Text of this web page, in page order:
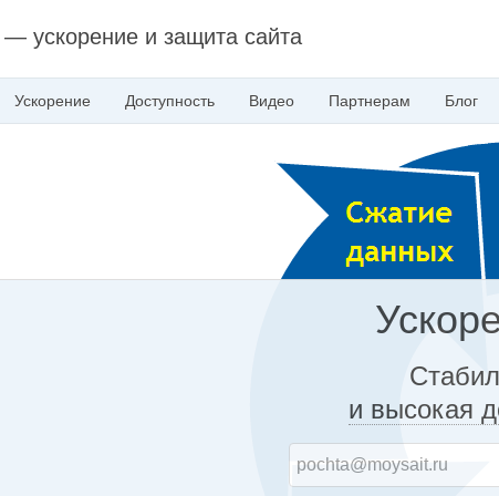
ускорение и защита сайта
Ускорение Доступность Видео Партнерам Блог
и высокая